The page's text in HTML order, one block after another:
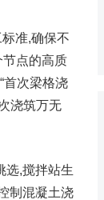
准,确保不
点的高质
首次梁格浇
浇筑万无
选,搅拌站生
制混凝土浇